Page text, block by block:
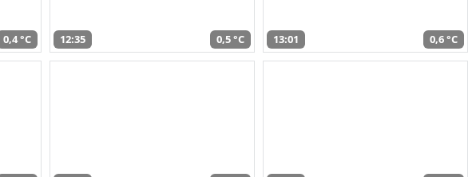
0,4 °C 12:35 0,5 °C 13:01 0,6 °C